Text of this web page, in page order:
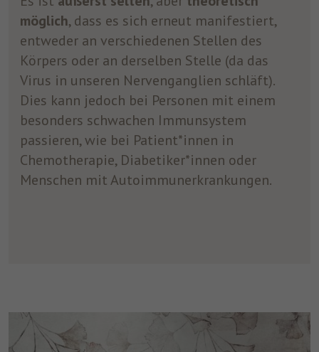
möglich, dass es sich erneut manifestiert,
entweder an verschiedenen Stellen des
Körpers oder an derselben Stelle (da das
Virus in unseren Nervenganglien schläft).
Dies kann jedoch bei Personen mit einem
besonders schwachen Immunsystem
passieren, wie bei Patient*innen in
Chemotherapie, Diabetiker*innen oder
Menschen mit Autoimmunerkrankungen.